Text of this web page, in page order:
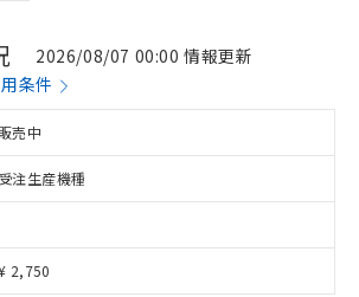
2026/08/07 00:00 情報更新
条件
販売中
受注生産機種
2,750